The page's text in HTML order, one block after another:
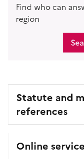
Find who can
region
Statute and
references
Online